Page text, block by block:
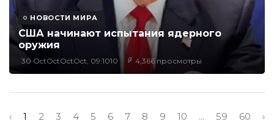
НОВОСТИ МИРА
США начинают испытания ядерного
оружия
30 OctOctOctOct, 09:1010 4,366 просмотры
‹ 1 2 3 4 5 6 7 8 9 10 ... 59 60 ›